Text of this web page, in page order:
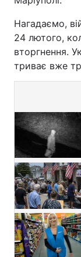
Нагадаємо,
24 лютого,
вторгнення.
триває вже